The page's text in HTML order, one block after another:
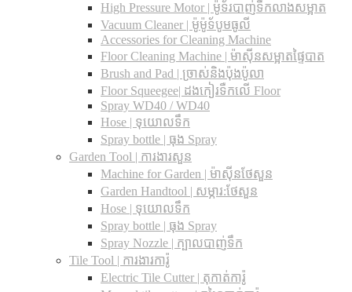
High Pressure Motor | ម៉ូទ័របាញ់ទឹកលាងសម្អាត
Vacuum Cleaner | ម៉ូម៉ូទ័បូមធូលី
Accessories for Cleaning Machine
Floor Cleaning Machine | ម៉ាស៊ីនសម្អាតផ្ទៃបាត
Brush and Pad | ច្រាស់និងប៉ុងប៉ូលា
Floor Squeegee| ដងកៀរទឺកលើ Floor
Spray WD40 / WD40
Hose | ទុយោលទឹក
Spray bottle | ធុង Spray
Garden Tool | ការងារសួន
Machine for Garden | ម៉ាស៊ីនថែសួន
Garden Handtool | សម្ភារ:ថែសួន
Hose | ទុយោលទឹក
Spray bottle | ធុង Spray
Spray Nozzle | ក្បាលបាញ់ទឹក
Tile Tool | ការងារការ៉ូ
Electric Tile Cutter | តុកាត់ការ៉ូ